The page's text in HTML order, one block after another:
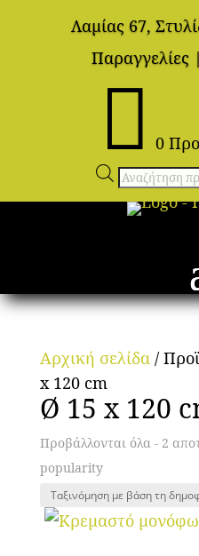
Λαμίας 67,
Παραγγελίες |
 0
προϊόντων
Αρχική σελίδα/
x 120 cm
Ø 15 x 120
Προβάλλονται όλα - 2
popularity